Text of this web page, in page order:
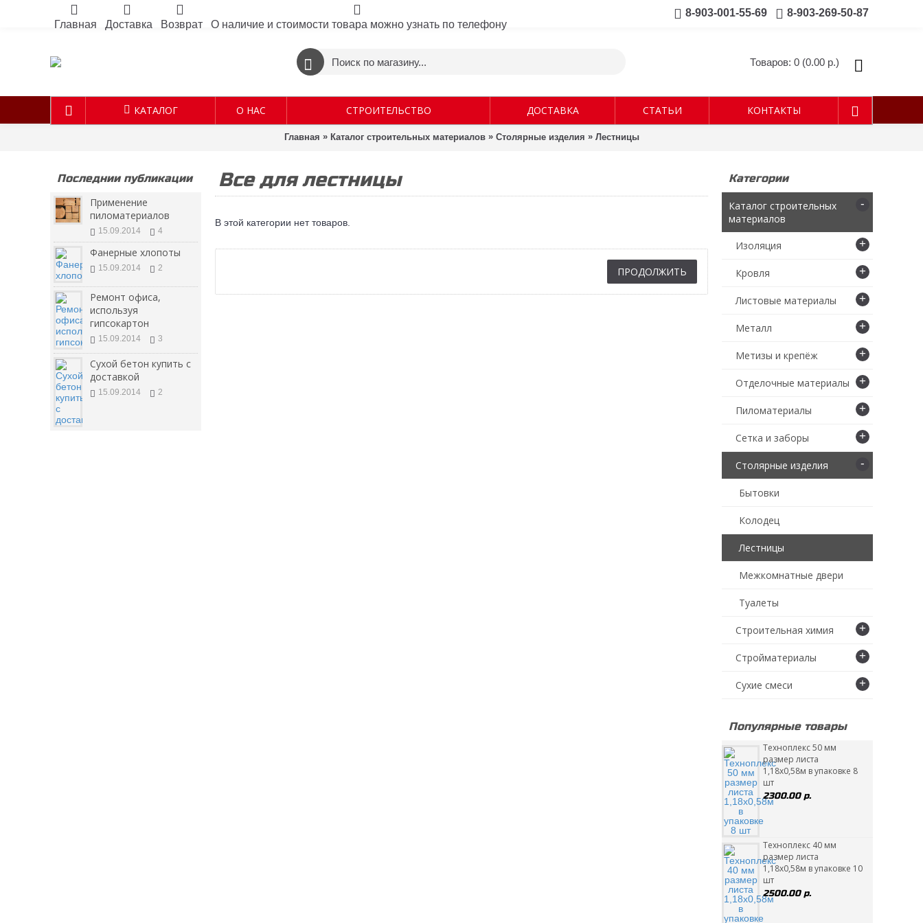
Главная Доставка Возврат О наличие и стоимости товара можно узнать по телефону
8-903-001-55-69 8-903-269-50-87
Товаров: 0 (0.00 р.)
КАТАЛОГ О НАС СТРОИТЕЛЬСТВО ДОСТАВКА СТАТЬИ КОНТАКТЫ
Главная » Каталог строительных материалов» Столярные изделия » Лестницы
Последнии публикации
Применение
пиломатериалов
15.09.2014 4
Фанерные хлопоты
15.09.2014 2
Ремонт офиса,
используя
гипсокартон
15.09.2014 3
Сухой бетон купить с
доставкой
15.09.2014 2
Категории
Каталог строительных
материалов
-
Изоляция +
Кровля +
Листовые материалы +
Металл +
Метизы и крепёж +
Отделочные материалы +
Пиломатериалы +
Сетка и заборы +
Столярные изделия -
Бытовки
Колодец
Лестницы
Межкомнатные двери
Туалеты
Строительная химия +
Стройматериалы +
Сухие смеси +
Популярные товары
Техноплекс 50 мм
размер листа
1,18х0,58м в упаковке 8
шт
2300.00 р.
Техноплекс 40 мм
размер листа
1,18х0,58м в упаковке 10
шт
2500.00 р.
Все для лестницы
В этой категории нет товаров.
ПРОДОЛЖИТЬ